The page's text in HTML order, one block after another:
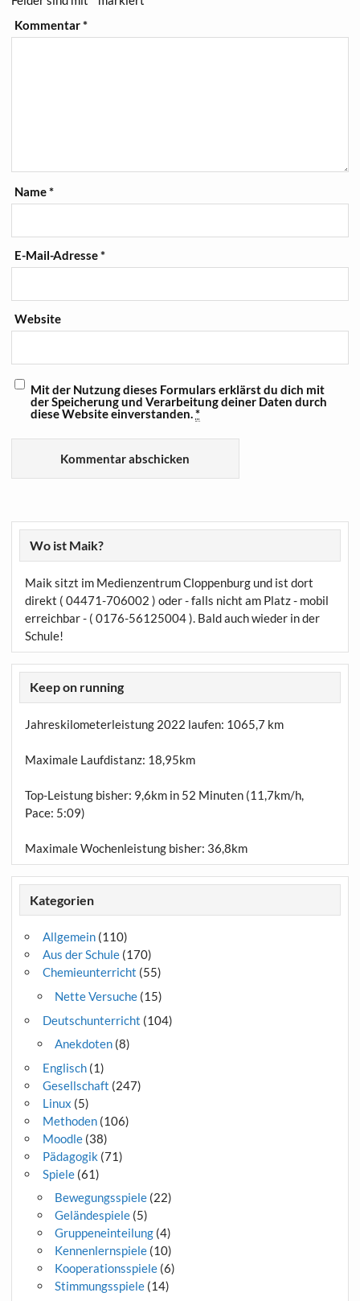
Kommentar*
Name*
E-Mail-Adresse*
Website
Mit der Nutzung dieses Formulars erklärst du dich mit
der Speicherung und Verarbeitung deiner Daten durch
diese Website einverstanden.*
Wo ist Maik?
Maik sitzt im Medienzentrum Cloppenburg und ist dort
direkt ( 04471-706002 ) oder - falls nicht am Platz - mobil
erreichbar - ( 0176-56125004 ). Bald auch wieder in der
Schule!
Keep on running
Jahreskilometerleistung 2022 laufen: 1065,7 km
Maximale Laufdistanz: 18,95km
Top-Leistung bisher: 9,6km in 52 Minuten (11,7km/h,
Pace: 5:09)
Maximale Wochenleistung bisher: 36,8km
Kategorien
Allgemein(110)
Aus der Schule(170)
Chemieunterricht (55)
Nette Versuche(15)
Deutschunterricht (104)
Anekdoten(8)
Englisch(1)
Gesellschaft (247)
Linux (5)
Methoden(106)
Moodle(38)
Pädagogik (71)
Spiele(61)
Bewegungsspiele(22)
Geländespiele(5)
Gruppeneinteilung(4)
Kennenlernspiele(10)
Kooperationsspiele(6)
Stimmungsspiele(14)